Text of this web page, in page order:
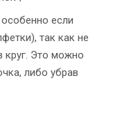
если
так как не
круг. Это можно
либо убрав